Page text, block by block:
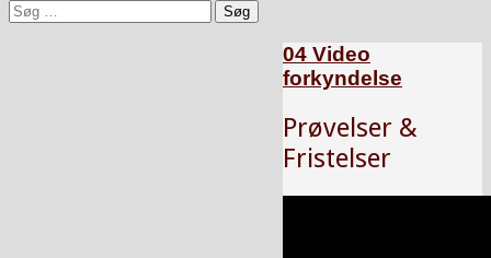
04 Video
forkyndelse
Prøvelser &
Fristelser